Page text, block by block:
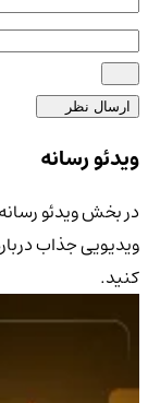
ارسال نظر
4.9/5
ویدئو رسانه
در بخش ویدئو
ویدیویی جذاب
کنید.